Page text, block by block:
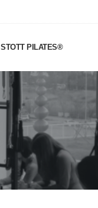
STOTT PILATES®